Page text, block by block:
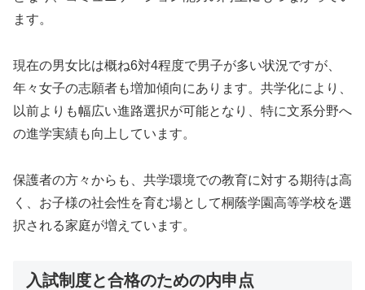
ます。
現在の男女比は概ね6対4程度で男子が多い状況ですが、
年々女子の志願者も増加傾向にあります。共学化により、
以前よりも幅広い進路選択が可能となり、特に文系分野へ
の進学実績も向上しています。
保護者の方々からも、共学環境での教育に対する期待は高
く、お子様の社会性を育む場として桐蔭学園高等学校を選
択される家庭が増えています。
入試制度と合格のための内申点